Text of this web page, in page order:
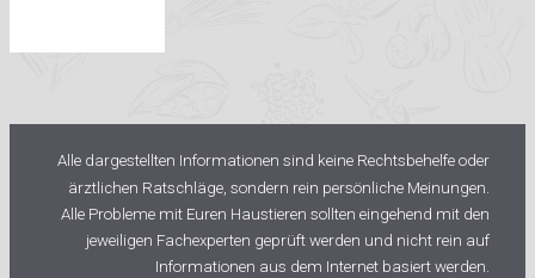
Alle dargestellten Informationen sind keine Rechtsbehelfe oder
ärztlichen Ratschläge, sondern rein persönliche Meinungen.
Alle Probleme mit Euren Haustieren sollten eingehend mit den
jeweiligen Fachexperten geprüft werden und nicht rein auf
Informationen aus dem Internet basiert werden.